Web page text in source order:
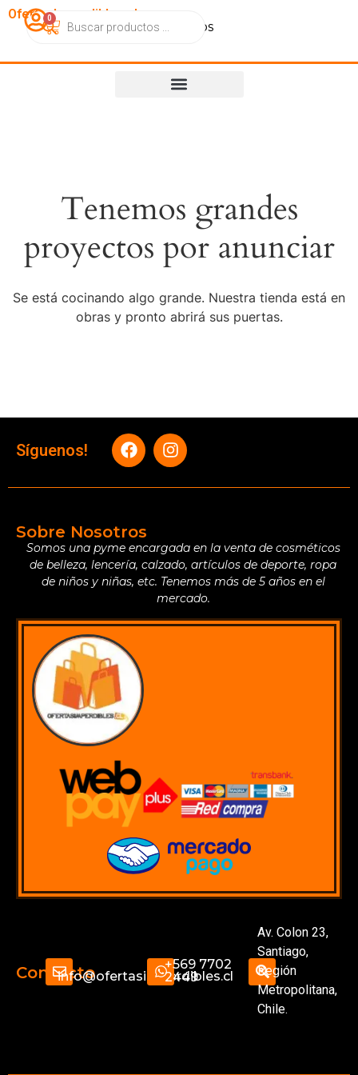
OfertasImperdibles.cl
CatálogoContactoNosotros
0
Tenemos grandes
proyectos por anunciar
Se está cocinando algo grande. Nuestra tienda está en
obras y pronto abrirá sus puertas.
Síguenos!
Sobre Nosotros
Somos una pyme encargada en la venta de cosméticos
de belleza, lencería, calzado, artículos de deporte, ropa
de niños y niñas, etc. Tenemos más de 5 años en el
mercado.
Contactoinfo@ofertasimperdibles.cl
+569 7702
2449
Av. Colon 23,
Santiago,
Región
Metropolitana,
Chile.